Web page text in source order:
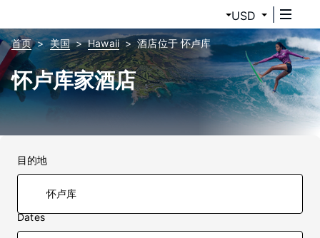
USD
首页 美国 Hawaii 酒店位于 怀卢库
怀卢库家酒店
目的地
Dates